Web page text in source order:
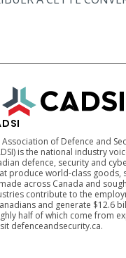
Association of Defence and
is the national industry
defence, security and
produce world-class goods,
across Canada and
contribute to the
and generate $12.6
half of which come from
defenceandsecurity.ca.